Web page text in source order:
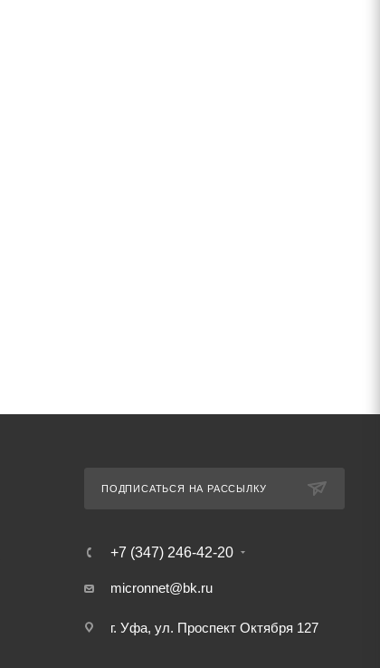
ПОДПИСАТЬСЯ НА РАССЫЛКУ
+7 (347) 246-42-20
micronnet@bk.ru
г. Уфа, ул. Проспект Октября 127